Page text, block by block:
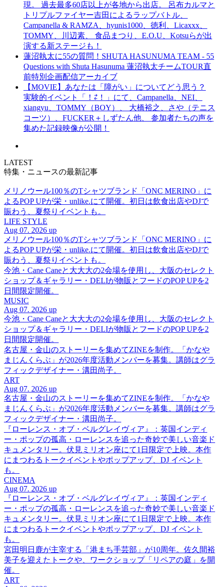
現。 過去最多60店以上が各地から出店。 呂布カルマと
トリプルファイヤー吉田によるラップバトル、
Campanella & RAMZA、hyunis1000、徳利、Licaxxx、
TOMMY、川辺素、 食品まつり、E.O.U、Kotsuらが出
演する新ステージも！
蓮沼執太に55の質問！SHUTA HASUNUMA TEAM - 55
Questions with Shuta Hasunuma 蓮沼執太チームTOUR直
前特別企画配信アーカイブ
【MOVIE】あなたは「障がい」についてどう思う？
実験的イベント「！⇄！」にて、Campanella、NEI、
xiangyu、TOMMY（BOY）、 大橋裕之、さや（テニス
コーツ）、FUCKER＋しずたん他、 参加者たちの声を
集めた記録映像が公開！
LATEST
特集・ニュースの最新記事
メリノウール100％のTシャツブランド「ONC MERINO」に
よるPOP UPが栄・unlike.にて開催。初日は飲食出店やDJで
賑わう、夏祭りイベントも。
LIFE STYLE
Aug 07. 2026 up
メリノウール100％のTシャツブランド「ONC MERINO」に
よるPOP UPが栄・unlike.にて開催。初日は飲食出店やDJで
賑わう、夏祭りイベントも。
今池・Cane Caneと大大大の2会場を使用し、大阪のセレクト
ショップ＆ギャラリー・DELIが物販とフードのPOP UPを2
日間限定開催。
MUSIC
Aug 07. 2026 up
今池・Cane Caneと大大大の2会場を使用し、大阪のセレクト
ショップ＆ギャラリー・DELIが物販とフードのPOP UPを2
日間限定開催。
名古屋・金山のストーリーを集めてZINEを制作。「かなや
まじんくらぶ」が2026年度活動メンバーを募集。講師はグラ
フィックデザイナー・溝田尚子。
ART
Aug 07. 2026 up
名古屋・金山のストーリーを集めてZINEを制作。「かなや
まじんくらぶ」が2026年度活動メンバーを募集。講師はグラ
フィックデザイナー・溝田尚子。
『ローレンス・オブ・ベルグレイヴィア』：英国インディ
ー・ポップの孤高・ローレンスを追った奇妙で美しい音楽ド
キュメンタリー。伏見ミリオン座にて1日限定で上映。本作
にまつわるトークイベントやポップアップ、DJ イベント
も。
CINEMA
Aug 07. 2026 up
『ローレンス・オブ・ベルグレイヴィア』：英国インディ
ー・ポップの孤高・ローレンスを追った奇妙で美しい音楽ド
キュメンタリー。伏見ミリオン座にて1日限定で上映。本作
にまつわるトークイベントやポップアップ、DJ イベント
も。
宮田明日鹿が主宰する「港まち手芸部」が10周年。佐久間裕
美子を迎えたトークや、ワークショップ「リペアの庭」を開
催。
ART